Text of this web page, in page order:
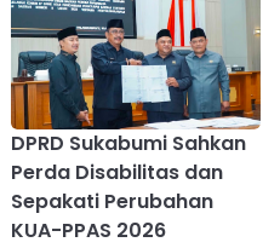
DPRD Sukabumi Sahkan
Perda Disabilitas dan
Sepakati Perubahan
KUA-PPAS 2026